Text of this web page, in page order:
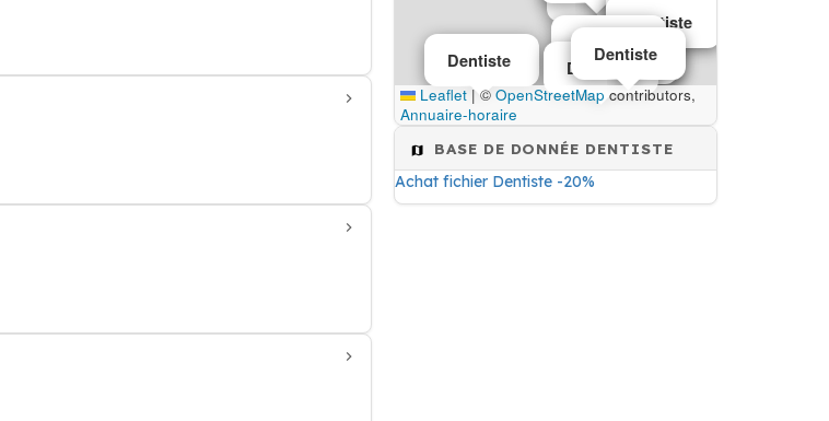
Dentiste
Dentiste
Dentiste
Dentiste
Dentiste
Dentiste
Dentiste
Leaflet | © OpenStreetMap contributors,
Annuaire-horaire
BASE DE DONNÉE DENTISTE
Achat fichier Dentiste -20%